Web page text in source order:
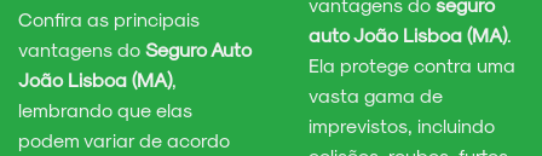
Confira as principais
vantagens do Seguro Auto
João Lisboa (MA),
lembrando que elas
podem variar de acordo
auto João Lisboa (MA).
Ela protege contra uma
vasta gama de
imprevistos, incluindo